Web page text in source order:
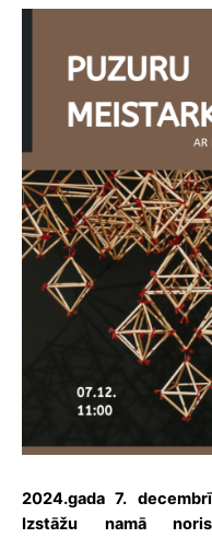
2024.gada 7.
Izstāžu namā